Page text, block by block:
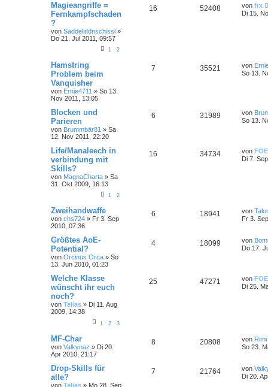
Magieangriffe =
Fernkampfschaden
?
von Saddeliddnschissl »
Do 21. Jul 2011, 09:57
1 2
16 52408 von frx
Di 15.
Hamstring
Problem beim
Vanquisher
von Ernie4711 » So 13.
Nov 2011, 13:05
7 35521 von
So 13.
Blocken und
Parieren
von Brummbär81 » Sa
12. Nov 2011, 22:20
6 31989 von
So 13.
Life/Manaleech in
verbindung mit
Skills?
von MagnaCharta » Sa
31. Okt 2009, 16:13
1 2
16 34734 von FOE
Di 7.
Zweihandwaffe
von chs724 » Fr 3. Sep
2010, 07:36
6 18941 von
Fr 3.
Größtes AoE-
Potential?
von Orcinus Orca » So
13. Jun 2010, 01:23
4 18099 von
Do 17.
Welche Klasse
wünscht ihr euch
noch?
von Telias » Di 11. Aug
2009, 14:38
1 2 3
25 47271 von FOE
Di 25.
MF-Char
von Valkynaz » Di 20.
Apr 2010, 21:17
8 20808 von Rimi
So 23.
Drop-Skills für
alle?
von Telias » Mo 28. Sep
7 21764 von
Di 20.